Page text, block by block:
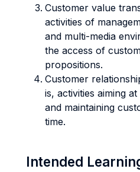
Customer value
activities of
and multi-media
the access of
propositions.
Customer
is, activities aiming
and maintaining
time.
Intended